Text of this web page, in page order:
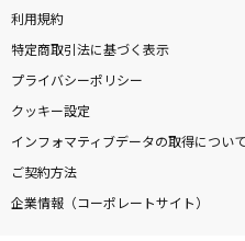
利用規約
特定商取引法に基づく表示
プライバシーポリシー
クッキー設定
インフォマティブデータの取得について
ご契約方法
企業情報（コーポレートサイト）